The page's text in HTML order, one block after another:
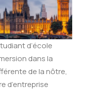
d’école
dans la
de la nôtre,
d’entreprise